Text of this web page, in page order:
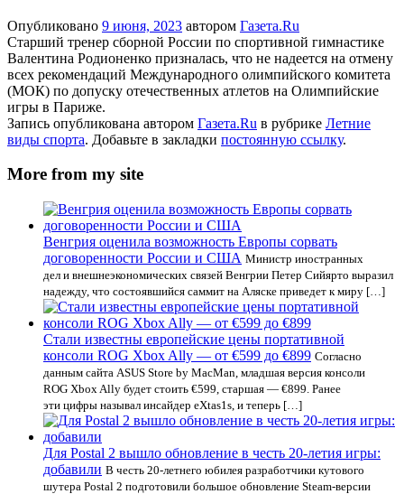
Опубликовано 9 июня, 2023 автором Газета.Ru
Старший тренер сборной России по спортивной гимнастике
Валентина Родионенко призналась, что не надеется на отмену
всех рекомендаций Международного олимпийского комитета
(МОК) по допуску отечественных атлетов на Олимпийские
игры в Париже.
Запись опубликована автором Газета.Ru в рубрике Летние
виды спорта. Добавьте в закладки постоянную ссылку.
More from my site
Венгрия оценила возможность Европы сорвать
договоренности России и США Министр иностранных
дел и внешнеэкономических связей Венгрии Петер Сийярто выразил
надежду, что состоявшийся саммит на Аляске приведет к миру […]
Стали известны европейские цены портативной
консоли ROG Xbox Ally — от €599 до €899 Согласно
данным сайта ASUS Store by MacMan, младшая версия консоли
ROG Xbox Ally будет стоить €599, старшая — €899. Ранее
эти цифры называл инсайдер eXtas1s, и теперь […]
Для Postal 2 вышло обновление в честь 20-летия игры:
добавили В честь 20-летнего юбилея разработчики кутового
шутера Postal 2 подготовили большое обновление Steam-версии